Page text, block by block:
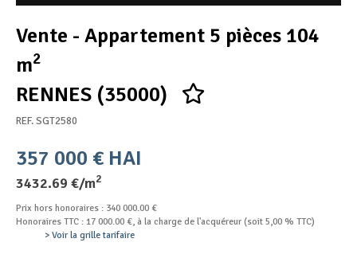
Nous rejoindre
Vente - Appartement 5 pièces 104
m2
RENNES (35000)
REF. SGT2580
357 000 € HAI
3432.69 €/m2
Prix hors honoraires : 340 000.00 €
Honoraires TTC : 17 000.00 €, à la charge de l'acquéreur (soit 5,00 % TTC)
> Voir la grille tarifaire